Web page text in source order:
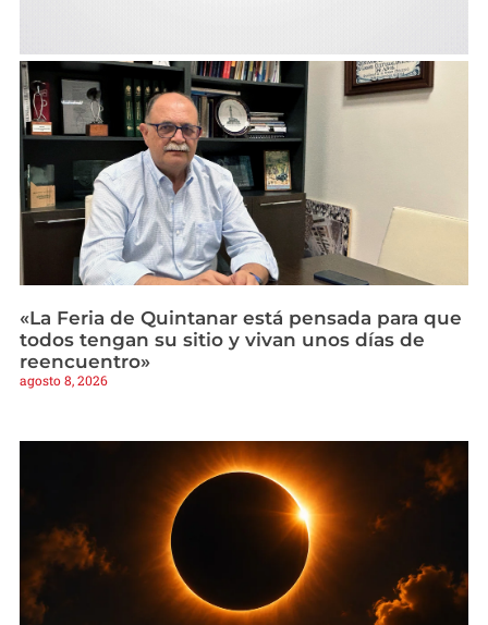
«La Feria de Quintanar está pensada para que
todos tengan su sitio y vivan unos días de
reencuentro»
agosto 8, 2026